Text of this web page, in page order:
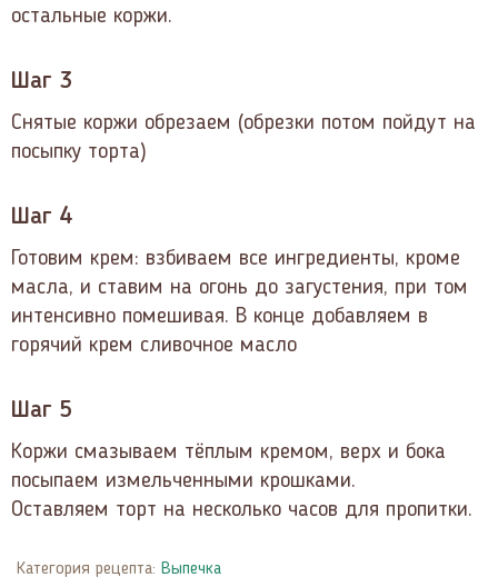
остальные коржи.
Шаг 3
Снятые коржи обрезаем (обрезки потом пойдут на
посыпку торта)
Шаг 4
Готовим крем: взбиваем все ингредиенты, кроме
масла, и ставим на огонь до загустения, при том
интенсивно помешивая. В конце добавляем в
горячий крем сливочное масло
Шаг 5
Коржи смазываем тёплым кремом, верх и бока
посыпаем измельченными крошками.
Оставляем торт на несколько часов для пропитки.
Категория рецепта: Выпечка